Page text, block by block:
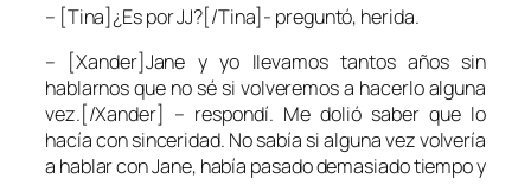
– [Tina]¿Es por JJ?[/Tina]- preguntó, herida.
– [Xander]Jane y yo llevamos tantos años sin
hablarnos que no sé si volveremos a hacerlo alguna
vez.[/Xander] – respondí. Me dolió saber que lo
hacía con sinceridad. No sabía si alguna vez volvería
a hablar con Jane, había pasado demasiado tiempo y